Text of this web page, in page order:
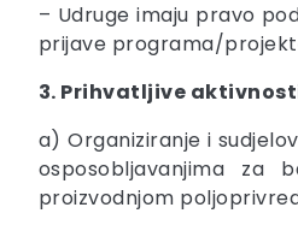
– Udruge imaju pravo
prijave programa/
3. Prihvatljive
a) Organiziranje i
osposobljavanjima za
proizvodnjom